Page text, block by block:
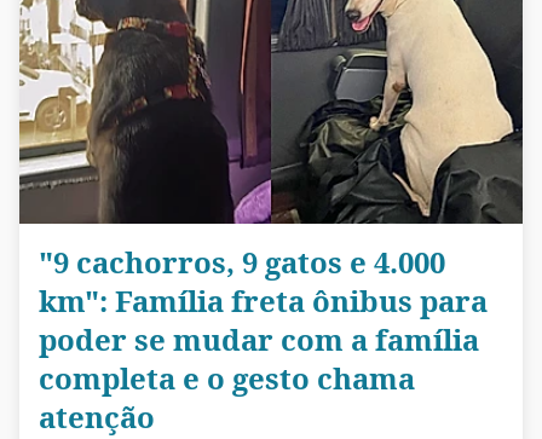
"9 cachorros, 9 gatos e 4.000
km": Família freta ônibus para
poder se mudar com a família
completa e o gesto chama
atenção